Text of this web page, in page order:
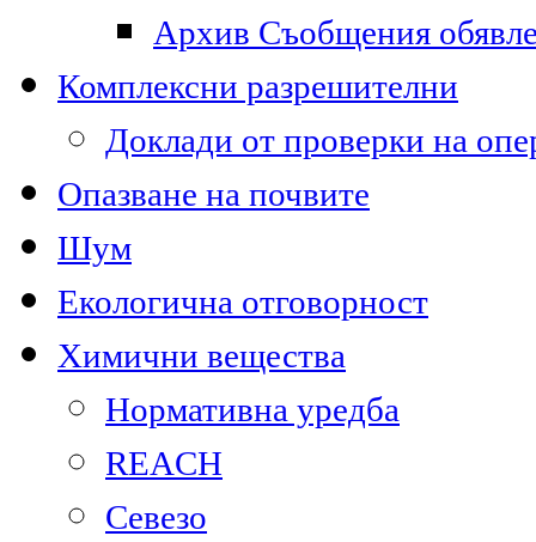
Архив Съобщения
Комплексни разрешителни
Доклади от проверки на
Опазване на почвите
Шум
Екологична отговорност
Химични вещества
Нормативна уредба
REACH
Севезо